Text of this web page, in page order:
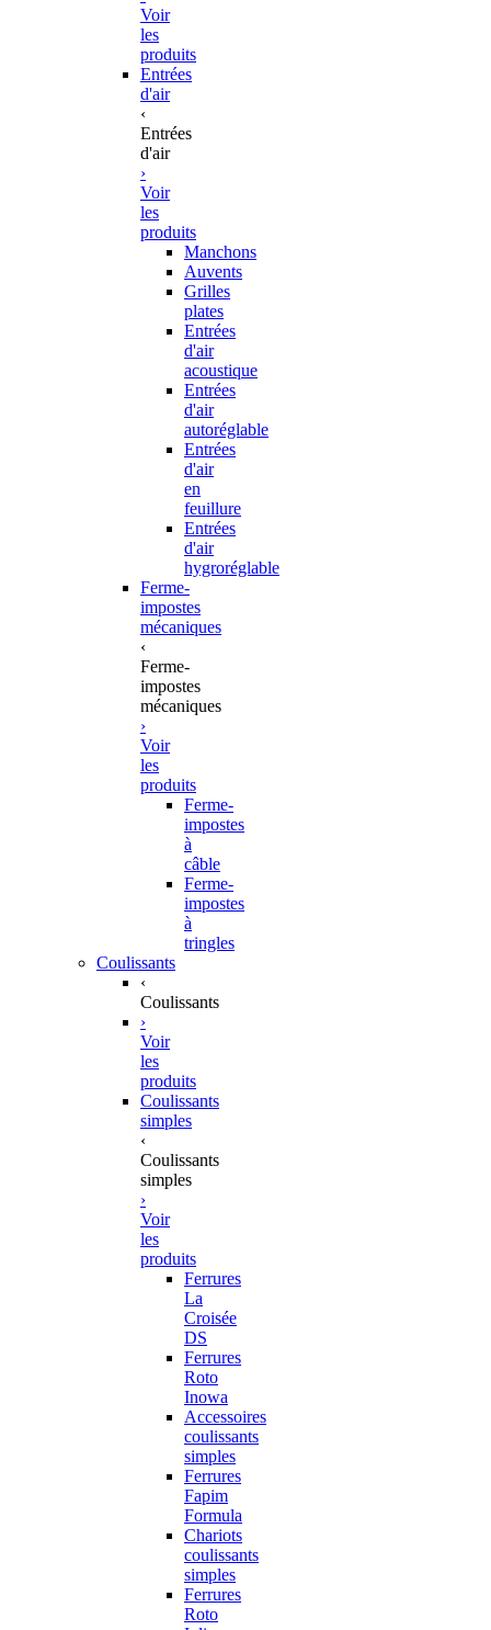
Voir
les
produits
Entrées
d'air
‹
Entrées
d'air
›
Voir
les
produits
Manchons
Auvents
Grilles
plates
Entrées
d'air
acoustique
Entrées
d'air
autoréglable
Entrées
d'air
en
feuillure
Entrées
d'air
hygroréglable
Ferme-
impostes
mécaniques
‹
Ferme-
impostes
mécaniques
›
Voir
les
produits
Ferme-
impostes
à
câble
Ferme-
impostes
à
tringles
Coulissants
‹
Coulissants
›
Voir
les
produits
Coulissants
simples
‹
Coulissants
simples
›
Voir
les
produits
Ferrures
La
Croisée
DS
Ferrures
Roto
Inowa
Accessoires
coulissants
simples
Ferrures
Fapim
Formula
Chariots
coulissants
simples
Ferrures
Roto